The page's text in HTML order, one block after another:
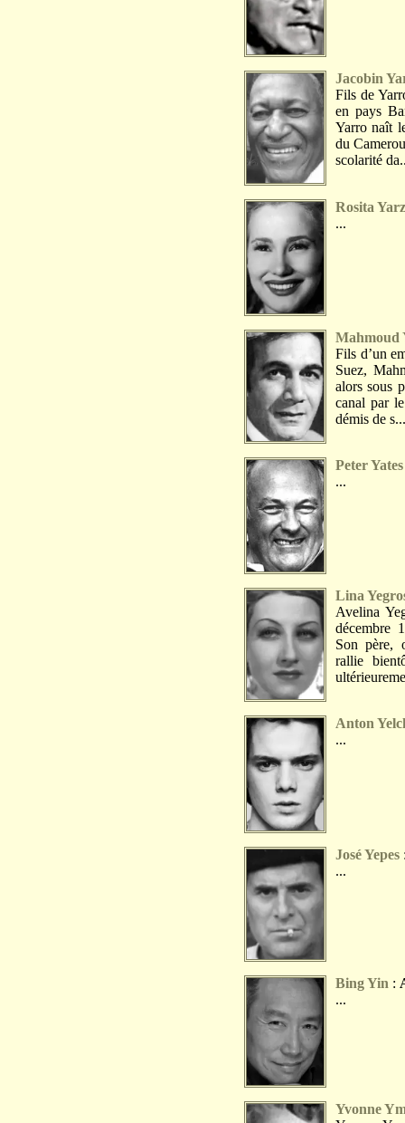
Jacobin
Fils de
en pays
Yarro naît
du
scolarité
Rosita
...
Mahmoud
Fils d’un
Suez,
alors sous
canal par
démis de s...
Peter Yates
...
Lina
Avelina
décembre
Son père,
rallie
Anton
...
José Yepes
...
Bing Yin :
...
Yvonne